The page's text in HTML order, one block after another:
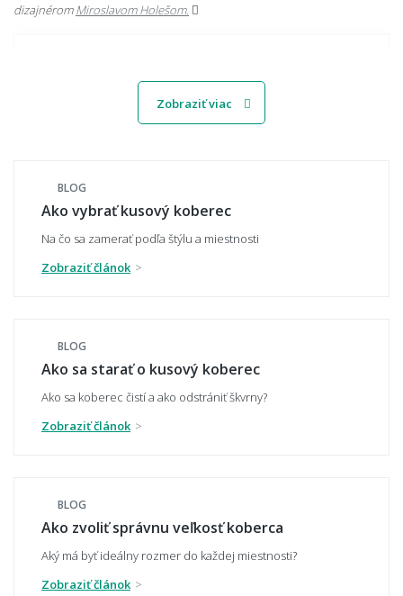
dizajnéromMiroslavom Holešom.
praktickejšie?
Ako zladiť koberec s nábytkom a podlahou?
Hodí sa vzorovaný koberec do malého
priestoru?
Má koberec ladiť alebo kontrastovať?
Zobraziť viac
BLOG
Ako vybrať kusový koberec
Na čo sa zamerať podľa štýlu a miestnosti
Zobraziť článok
BLOG
Ako sa starať o kusový koberec
Ako sa koberec čistí a ako odstrániť škvrny?
Zobraziť článok
BLOG
Ako zvoliť správnu veľkosť koberca
Aký má byť ideálny rozmer do každej miestnosti?
Zobraziť článok